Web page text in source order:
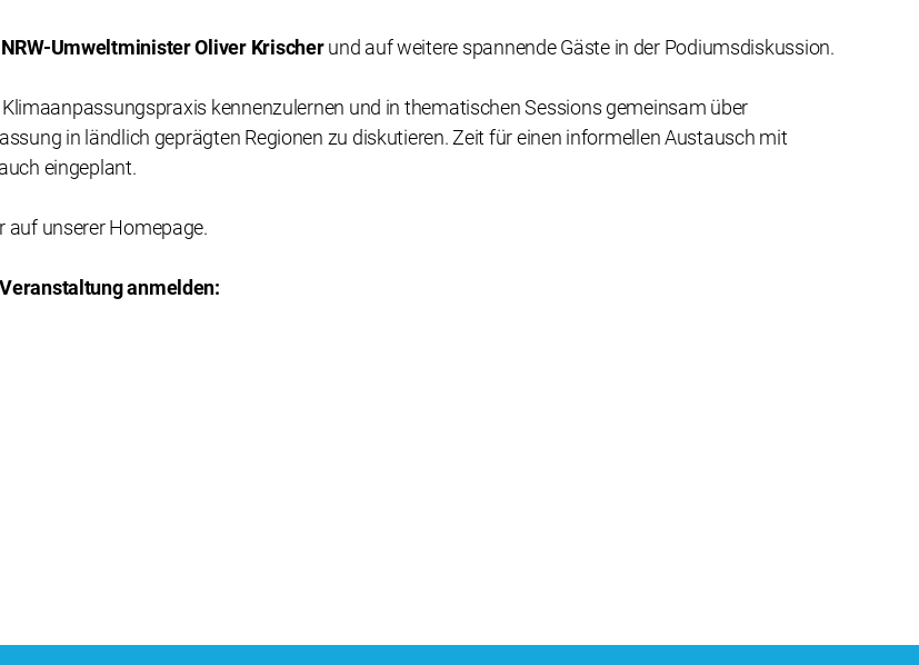
NRW-Umweltminister Oliver Krischerund auf weitere spannende Gäste in der Podiumsdiskussion.
kennenzulernen und in thematischen Sessions gemeinsam über
in ländlich geprägten Regionen zu diskutieren. Zeit für einen informellen Austausch mit
eingeplant.
auf unserer Homepage.
anmelden: